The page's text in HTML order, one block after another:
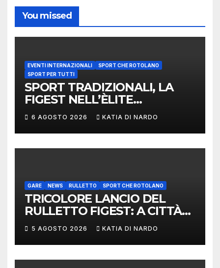
You missed
EVENTI INTERNAZIONALI
SPORT CHE ROTOLANO
SPORT PER TUTTI
SPORT TRADIZIONALI, LA
FIGEST NELL’ÈLITE
MONDIALE: LA
DELEGAZIONE ITALIANA
PROTAGONISTA AL
CONVEGNO TAFISA A
6 AGOSTO 2026 KATIA DI NARDO
GARE NEWS RULLETTO SPORT CHE ROTOLANO
TRICOLORE LANCIO DEL
RULLETTO FIGEST: A CITTÀ
DI CASTELLO VINCONO
MARCHIGIANI ED UMBRI
5 AGOSTO 2026 KATIA DI NARDO